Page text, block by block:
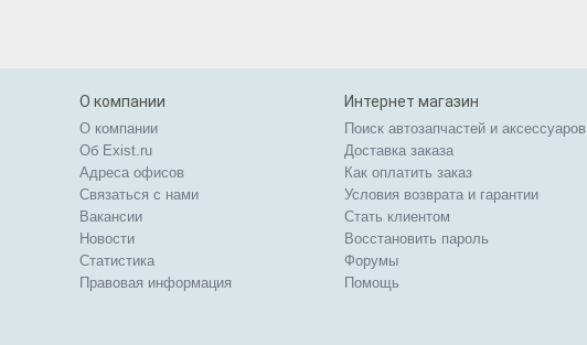
О компании
О компании
Об Exist.ru
Адреса офисов
Связаться с нами
Вакансии
Новости
Статистика
Правовая информация
Интернет магазин
Поиск автозапчастей и аксессуаров
Доставка заказа
Как оплатить заказ
Условия возврата и гарантии
Стать клиентом
Восстановить пароль
Форумы
Помощь